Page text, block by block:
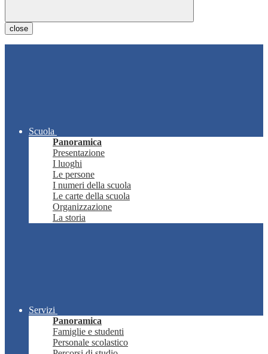
close
Scuola
Panoramica
Presentazione
I luoghi
Le persone
I numeri della scuola
Le carte della scuola
Organizzazione
La storia
Servizi
Panoramica
Famiglie e studenti
Personale scolastico